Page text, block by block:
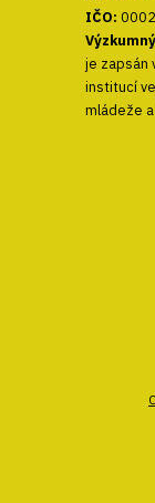
IČO:
je zapsán
institucí
mládeže